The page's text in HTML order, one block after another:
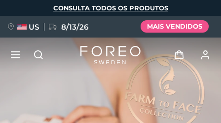
principal
CONSULTA TODOS OS PRODUTOS
US 8/13/26 MAIS VENDIDOS
Entrar
Perfil de usuário
BREAKING NEWS